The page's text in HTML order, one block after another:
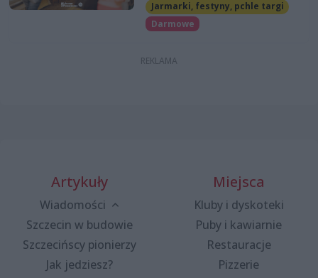
Jarmarki, festyny, pchle targi
Darmowe
Artykuły
Wiadomości
Szczecin w budowie
Szczecińscy pionierzy
Jak jedziesz?
Miejsca
Kluby i dyskoteki
Puby i kawiarnie
Restauracje
Pizzerie